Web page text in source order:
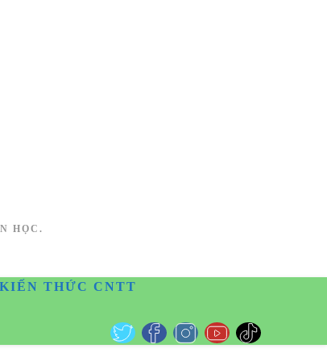
HỌC.
KIẾN THỨC CNTT